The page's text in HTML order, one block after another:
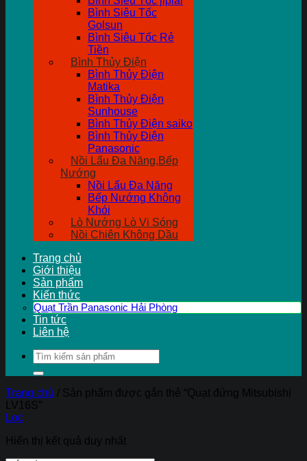
Bình Siêu Tốc
Golsun
Bình Siêu Tốc Rẻ
Tiền
Bình Thủy Điện
Bình Thủy Điện
Matika
Bình Thủy Điện
Sunhouse
Bình Thủy Điện saiko
Bình Thủy Điện
Panasonic
Nồi Lẩu Đa Năng,Bếp
Nướng
Nồi Lẩu Đa Năng
Bếp Nướng Không
Khói
Lò Nướng Lò Vi Sóng
Nồi Chiên Không Dầu
Trang chủ
Giới thiệu
Sản phẩm
Kiến thức
Quạt Trần Panasonic Hải Phòng
Tin tức
Liên hệ
Tìm
kiếm:
Trang chủ / Sản phẩm được gắn thẻ “Quạt đứng Mitsubishi
LV16S”
Lọc
Hiển thị kết quả duy nhất